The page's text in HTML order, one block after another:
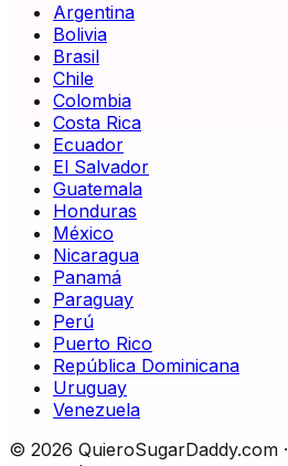
Argentina
Bolivia
Brasil
Chile
Colombia
Costa Rica
Ecuador
El Salvador
Guatemala
Honduras
México
Nicaragua
Panamá
Paraguay
Perú
Puerto Rico
República Dominicana
Uruguay
Venezuela
© 2026 QuieroSugarDaddy.com ·